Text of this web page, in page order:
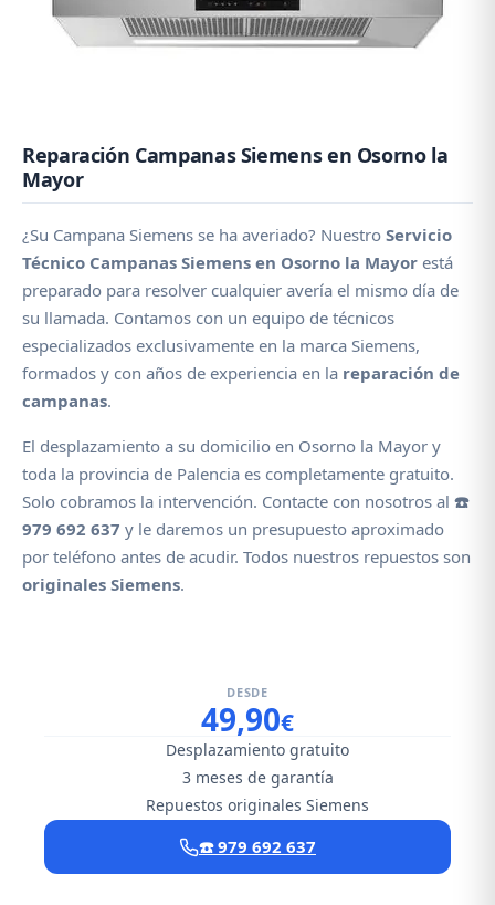
Reparación Campanas Siemens en Osorno la
Mayor
¿Su Campana Siemens se ha averiado? Nuestro Servicio
Técnico Campanas Siemens en Osorno la Mayor está
preparado para resolver cualquier avería el mismo día de
su llamada. Contamos con un equipo de técnicos
especializados exclusivamente en la marca Siemens,
formados y con años de experiencia en la reparación de
campanas.
El desplazamiento a su domicilio en Osorno la Mayor y
toda la provincia de Palencia es completamente gratuito.
Solo cobramos la intervención. Contacte con nosotros al ☎️
979 692 637 y le daremos un presupuesto aproximado
por teléfono antes de acudir. Todos nuestros repuestos son
originales Siemens.
DESDE
49,90€
Desplazamiento gratuito
3 meses de garantía
Repuestos originales Siemens
☎️ 979 692 637